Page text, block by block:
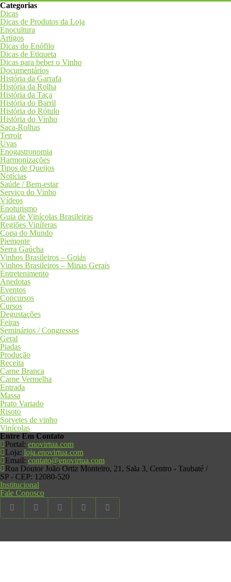
Categorias
Dicas
Dicas de Produtos da Loja
Enocultura
Artigos
Dicas do Enófilo
Dicas de Etiqueta
Dicas para beber o Vinho
Documentários
História da Garrafa
História da Rolha
História da Taça
História do Barril
História do Rótulo
História do Vinho
Saca-Rolhas
Terroir
Uvas
Enogastronomia
Harmonizações
Tipos de Queijos
Notícias
Saúde / Bem-estar
Serviço do Vinho
Vídeos
Enoturismo
Guia de Vinícolas Brasileiras
Regiões Viníferas
Copa do Mundo
Piemonte
Serra Gaúcha
Vinhos Brasileiros – Goiás
Vinhos Brasileiros – Minas Gerais
Entretenimento
Anedotas
Eventos
Concursos
Cursos
Degustações
Feiras
Seminários / Congressos
Geral
Piadas
Produção
Receita
Carne Branca
Carne Vermelha
Entrada
Massa
Prato Variado
Risoto
Sorvetes de vinho
Vinícolas
Entre Em Contato
Portal: enovirtua.com
Loja: loja.enovirtua.com
Email: contato@enovirtua.com
Rua Doutor João Ortiz Monteiro, 21, Sala 3, Centro - Taubaté /
SP - CEP: 12080-520
Institucional
Fale Conosco